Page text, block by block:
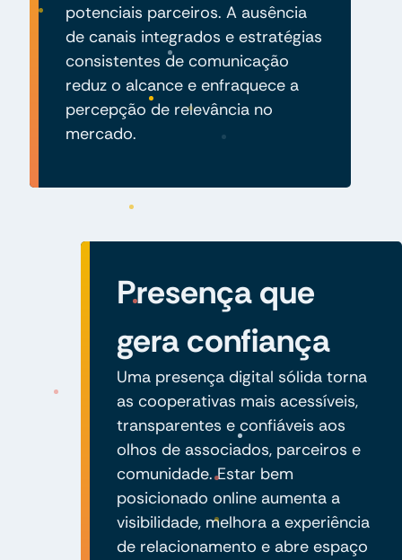
potenciais parceiros. A ausência
de canais integrados e estratégias
consistentes de comunicação
reduz o alcance e enfraquece a
percepção de relevância no
mercado.
Presença que
gera confiança
Uma presença digital sólida torna
as cooperativas mais acessíveis,
transparentes e confiáveis aos
olhos de associados, parceiros e
comunidade. Estar bem
posicionado online aumenta a
visibilidade, melhora a experiência
de relacionamento e abre espaço